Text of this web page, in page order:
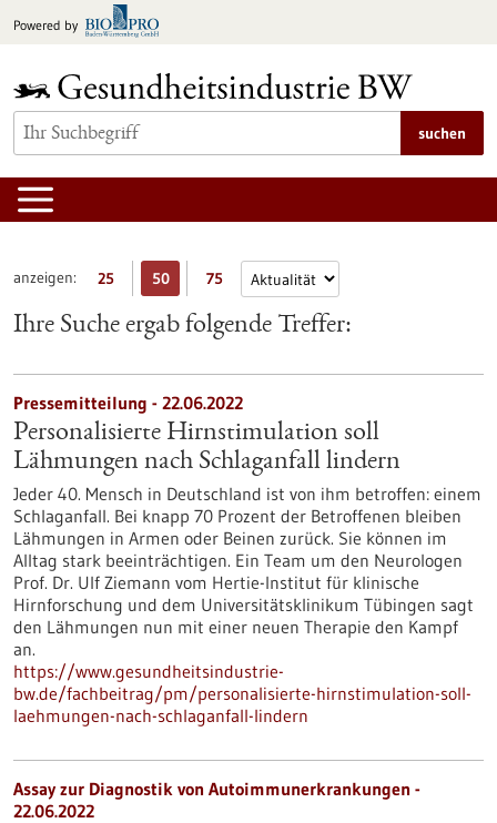
Inhalt
Powered by
suchen
anzeigen: 25 50 75
Ihre Suche ergab folgende Treffer:
Pressemitteilung - 22.06.2022
Personalisierte Hirnstimulation soll
Lähmungen nach Schlaganfall lindern
Jeder 40. Mensch in Deutschland ist von ihm betroffen: einem
Schlaganfall. Bei knapp 70 Prozent der Betroffenen bleiben
Lähmungen in Armen oder Beinen zurück. Sie können im
Alltag stark beeinträchtigen. Ein Team um den Neurologen
Prof. Dr. Ulf Ziemann vom Hertie-Institut für klinische
Hirnforschung und dem Universitätsklinikum Tübingen sagt
den Lähmungen nun mit einer neuen Therapie den Kampf
an.
https://www.gesundheitsindustrie-
bw.de/fachbeitrag/pm/personalisierte-hirnstimulation-soll-
laehmungen-nach-schlaganfall-lindern
Assay zur Diagnostik von Autoimmunerkrankungen -
22.06.2022